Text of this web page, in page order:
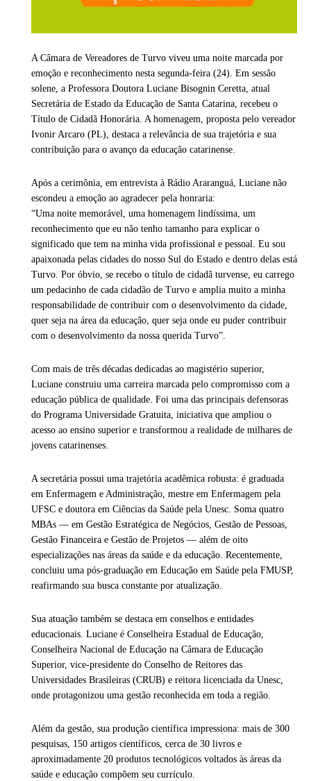
A Câmara de Vereadores de Turvo viveu uma noite marcada por
emoção e reconhecimento nesta segunda-feira (24). Em sessão
solene, a Professora Doutora Luciane Bisognin Ceretta, atual
Secretária de Estado da Educação de Santa Catarina, recebeu o
Título de Cidadã Honorária. A homenagem, proposta pelo vereador
Ivonir Arcaro (PL), destaca a relevância de sua trajetória e sua
contribuição para o avanço da educação catarinense.
Após a cerimônia, em entrevista à Rádio Araranguá, Luciane não
escondeu a emoção ao agradecer pela honraria:
“Uma noite memorável, uma homenagem lindíssima, um
reconhecimento que eu não tenho tamanho para explicar o
significado que tem na minha vida profissional e pessoal. Eu sou
apaixonada pelas cidades do nosso Sul do Estado e dentro delas está
Turvo. Por óbvio, se recebo o título de cidadã turvense, eu carrego
um pedacinho de cada cidadão de Turvo e amplia muito a minha
responsabilidade de contribuir com o desenvolvimento da cidade,
quer seja na área da educação, quer seja onde eu puder contribuir
com o desenvolvimento da nossa querida Turvo”.
Com mais de três décadas dedicadas ao magistério superior,
Luciane construiu uma carreira marcada pelo compromisso com a
educação pública de qualidade. Foi uma das principais defensoras
do Programa Universidade Gratuita, iniciativa que ampliou o
acesso ao ensino superior e transformou a realidade de milhares de
jovens catarinenses.
A secretária possui uma trajetória acadêmica robusta: é graduada
em Enfermagem e Administração, mestre em Enfermagem pela
UFSC e doutora em Ciências da Saúde pela Unesc. Soma quatro
MBAs — em Gestão Estratégica de Negócios, Gestão de Pessoas,
Gestão Financeira e Gestão de Projetos — além de oito
especializações nas áreas da saúde e da educação. Recentemente,
concluiu uma pós-graduação em Educação em Saúde pela FMUSP,
reafirmando sua busca constante por atualização.
Sua atuação também se destaca em conselhos e entidades
educacionais. Luciane é Conselheira Estadual de Educação,
Conselheira Nacional de Educação na Câmara de Educação
Superior, vice-presidente do Conselho de Reitores das
Universidades Brasileiras (CRUB) e reitora licenciada da Unesc,
onde protagonizou uma gestão reconhecida em toda a região.
Além da gestão, sua produção científica impressiona: mais de 300
pesquisas, 150 artigos científicos, cerca de 30 livros e
aproximadamente 20 produtos tecnológicos voltados às áreas da
saúde e educação compõem seu currículo.